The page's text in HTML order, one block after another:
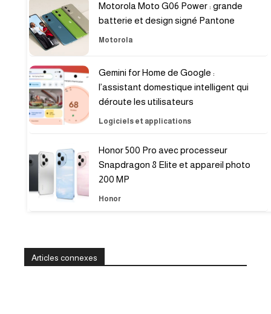
Motorola Moto G06 Power : grande
batterie et design signé Pantone
Motorola
Gemini for Home de Google :
l’assistant domestique intelligent qui
déroute les utilisateurs
Logiciels et applications
Honor 500 Pro avec processeur
Snapdragon 8 Elite et appareil photo
200 MP
Honor
Articles connexes